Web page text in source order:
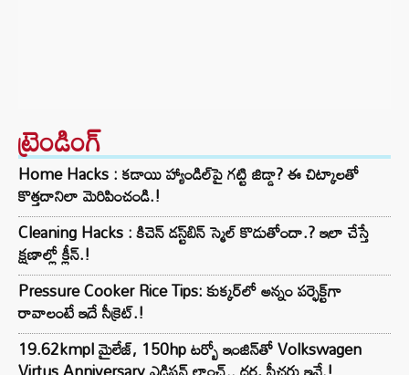
ట్రెండింగ్‌
Home Hacks : కడాయి హ్యాండిల్‌పై గట్టి జిడ్డా? ఈ చిట్కాలతో
కొత్తదానిలా మెరిపించండి.!
Cleaning Hacks : కిచెన్ డస్ట్‌బిన్ స్మెల్ కొడుతోందా.? ఇలా చేస్తే
క్షణాల్లో క్లీన్.!
Pressure Cooker Rice Tips: కుక్కర్‌లో అన్నం పర్ఫెక్ట్‌గా
రావాలంటే ఇదే సీక్రెట్.!
19.62kmpl మైలేజ్, 150hp టర్బో ఇంజిన్‌తో Volkswagen